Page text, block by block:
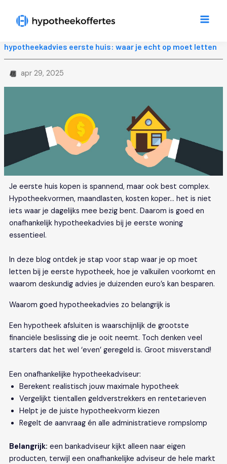
hypotheekadvies eerste huis: waar je echt op moet letten
apr 29, 2025
Je eerste huis kopen is spannend, maar ook best complex.
Hypotheekvormen, maandlasten, kosten koper… het is niet
iets waar je dagelijks mee bezig bent. Daarom is goed en
onafhankelijk hypotheekadvies bij je eerste woning
essentieel.
In deze blog ontdek je stap voor stap waar je op moet
letten bij je eerste hypotheek, hoe je valkuilen voorkomt en
waarom deskundig advies je duizenden euro’s kan besparen.
Waarom goed hypotheekadvies zo belangrijk is
Een hypotheek afsluiten is waarschijnlijk de grootste
financiële beslissing die je ooit neemt. Toch denken veel
starters dat het wel ‘even’ geregeld is. Groot misverstand!
Een onafhankelijke hypotheekadviseur:
Berekent realistisch jouw maximale hypotheek
Vergelijkt tientallen geldverstrekkers en rentetarieven
Helpt je de juiste hypotheekvorm kiezen
Regelt de aanvraag én alle administratieve rompslomp
Belangrijk: een bankadviseur kijkt alleen naar eigen
producten, terwijl een onafhankelijke adviseur de hele markt